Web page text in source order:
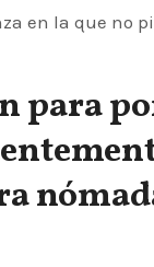
en la que no
para